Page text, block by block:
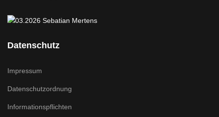
Datenschutz
Impressum
Datenschutzordnung
Informationspflichten